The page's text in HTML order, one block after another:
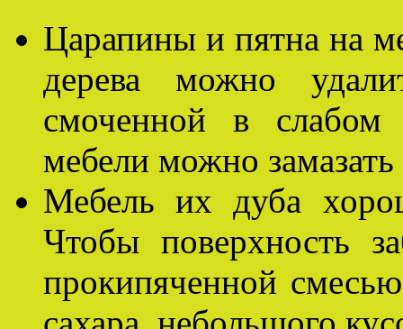
Царапины и пятна на
дерева можно
смоченной в
мебели можно
Мебель их дуба
Чтобы поверхность
прокипяченной